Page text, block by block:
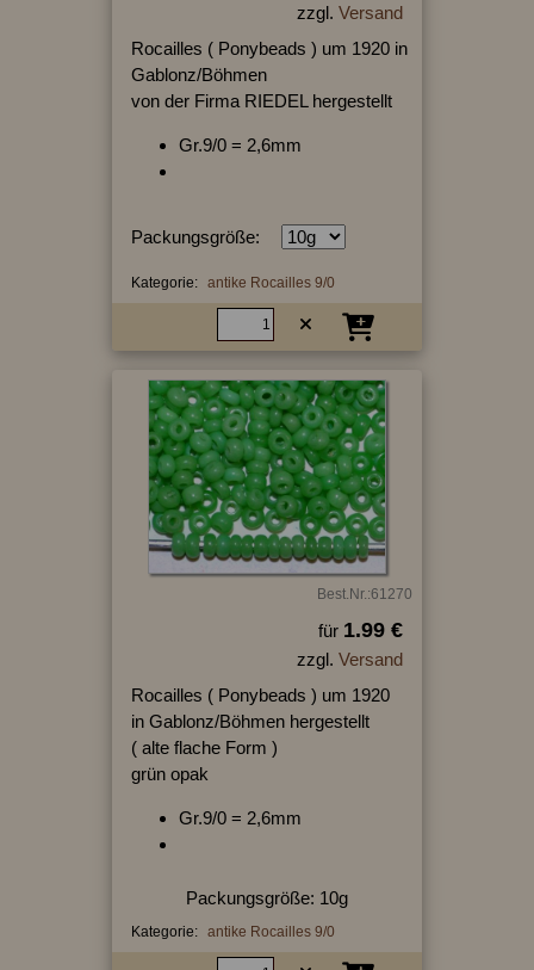
zzgl. Versand
Rocailles ( Ponybeads ) um 1920 in
Gablonz/Böhmen
von der Firma RIEDEL hergestellt
Gr.9/0 = 2,6mm
Packungsgröße:
Kategorie: antike Rocailles 9/0
Best.Nr.:61270
für 1.99 €
zzgl. Versand
Rocailles ( Ponybeads ) um 1920
in Gablonz/Böhmen hergestellt
( alte flache Form )
grün opak
Gr.9/0 = 2,6mm
Packungsgröße: 10g
Kategorie: antike Rocailles 9/0